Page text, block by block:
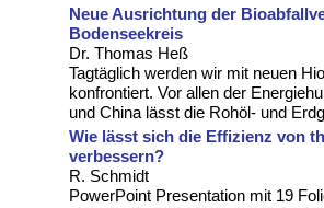
Neue Ausrichtung der
Bodenseekreis
Dr. Thomas Heß
Tagtäglich werden wir mit neuen
konfrontiert. Vor allen der
und China lässt die Rohöl- und
Wie lässt sich die Effizienz von
verbessern?
R. Schmidt
PowerPoint Presentation mit 19